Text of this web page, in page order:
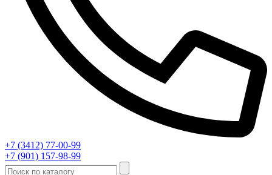
+7 (3412) 77-00-99
+7 (901) 157-98-99